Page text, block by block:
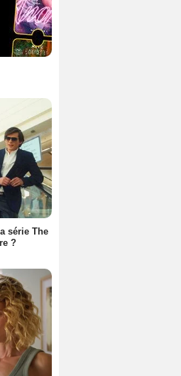
série The
?